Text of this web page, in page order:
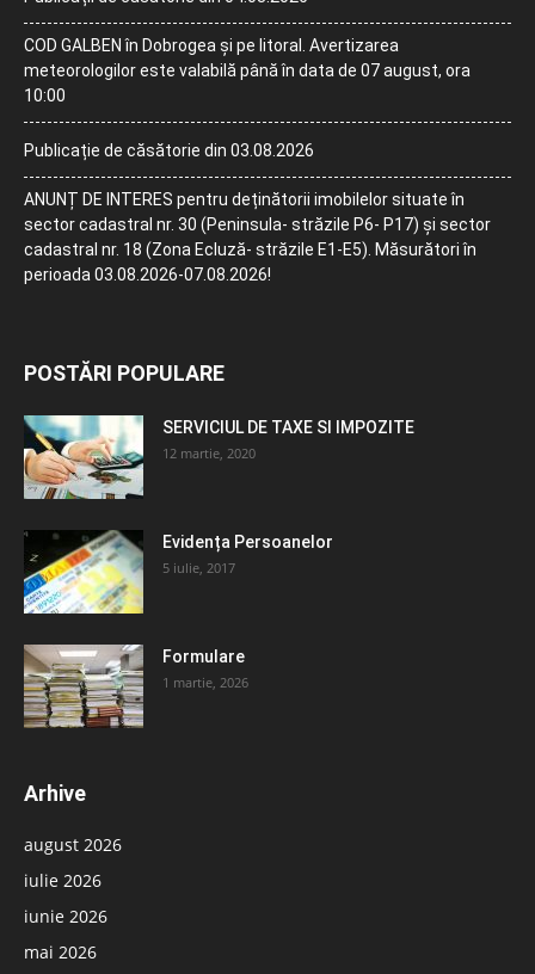
COD GALBEN în Dobrogea și pe litoral. Avertizarea
meteorologilor este valabilă până în data de 07 august, ora
10:00
Publicație de căsătorie din 03.08.2026
ANUNȚ DE INTERES pentru deținătorii imobilelor situate în
sector cadastral nr. 30 (Peninsula- străzile P6- P17) și sector
cadastral nr. 18 (Zona Ecluză- străzile E1-E5). Măsurători în
perioada 03.08.2026-07.08.2026!
POSTĂRI POPULARE
SERVICIUL DE TAXE SI IMPOZITE
12 martie, 2020
Evidența Persoanelor
5 iulie, 2017
Formulare
1 martie, 2026
Arhive
august 2026
iulie 2026
iunie 2026
mai 2026